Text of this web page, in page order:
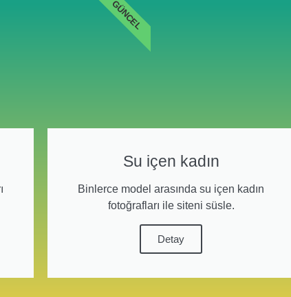
Su içen kadın
Binlerce model arasında su içen kadın
fotoğrafları ile siteni süsle.
Detay
GÜNCEL